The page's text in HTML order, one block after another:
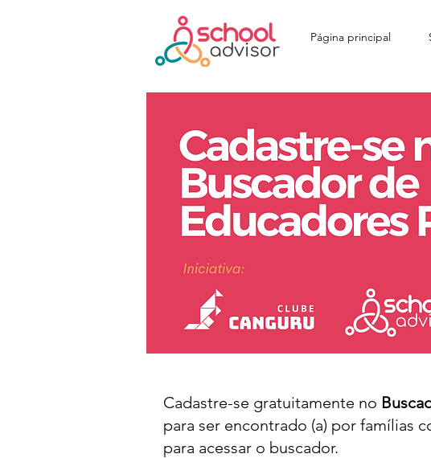
Página principal
Cadastre-se gratuitamente no
para ser encontrado (a) por famílias
para acessar o buscador.